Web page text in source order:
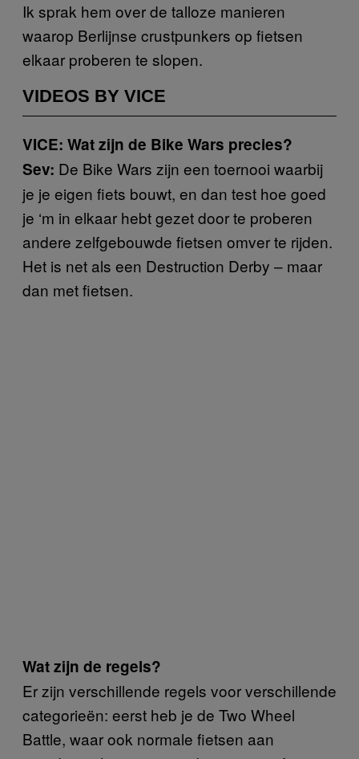
Ik sprak hem over de talloze manieren
waarop Berlijnse crustpunkers op fietsen
elkaar proberen te slopen.
VIDEOS BY VICE
VICE: Wat zijn de Bike Wars precies?
Sev: De Bike Wars zijn een toernooi waarbij
je je eigen fiets bouwt, en dan test hoe goed
je ‘m in elkaar hebt gezet door te proberen
andere zelfgebouwde fietsen omver te rijden.
Het is net als een Destruction Derby – maar
dan met fietsen.
Wat zijn de regels?
Er zijn verschillende regels voor verschillende
categorieën: eerst heb je de Two Wheel
Battle, waar ook normale fietsen aan